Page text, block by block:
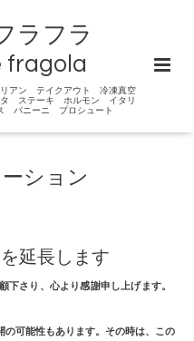
ラフラ
fragola
アン テイクアウト 冷凍真空
ステーキ ホルモン イタリ
パニーニ プロシュート
ション
延長します
さり、心より感謝申し上げます。
の可能性もあります。その時は、この